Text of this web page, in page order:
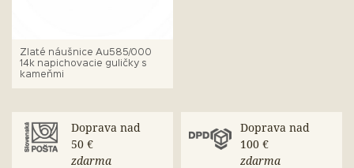
Zlaté náušnice Au585/000
14k napichovacie guličky s
kameňmi
Doprava nad
50 €
zdarma
Doprava nad
100 €
zdarma